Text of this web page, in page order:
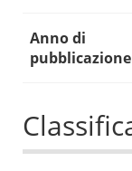
Anno di
pubblicazione